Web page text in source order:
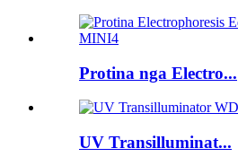
Protina nga Electro...
UV Transilluminat...